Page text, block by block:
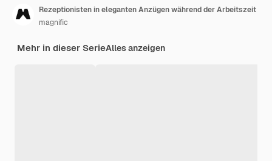
Rezeptionisten in eleganten Anzügen während der Arbeitszeit
magnific
Mehr in dieser SerieAlles anzeigen